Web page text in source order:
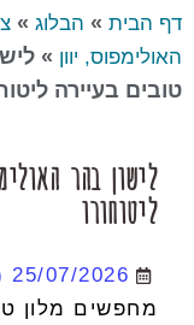
דף הבית » הבלוג »
האולימפוס, יוון »
טובים בעיירה
לישון בהר
ליטוחורו
25/07/2026
מחפשים מלון